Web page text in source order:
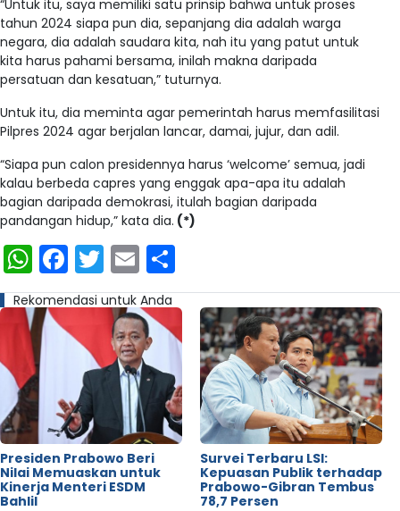
“Untuk itu, saya memiliki satu prinsip bahwa untuk proses
tahun 2024 siapa pun dia, sepanjang dia adalah warga
negara, dia adalah saudara kita, nah itu yang patut untuk
kita harus pahami bersama, inilah makna daripada
persatuan dan kesatuan,” tuturnya.
Untuk itu, dia meminta agar pemerintah harus memfasilitasi
Pilpres 2024 agar berjalan lancar, damai, jujur, dan adil.
“Siapa pun calon presidennya harus ‘welcome’ semua, jadi
kalau berbeda capres yang enggak apa-apa itu adalah
bagian daripada demokrasi, itulah bagian daripada
pandangan hidup,” kata dia. (*)
WhatsApp
Facebook
Twitter
Email
Rekomendasi untuk Anda
Presiden Prabowo Beri
Nilai Memuaskan untuk
Kinerja Menteri ESDM
Bahlil
Survei Terbaru LSI:
Kepuasan Publik terhadap
Prabowo-Gibran Tembus
78,7 Persen